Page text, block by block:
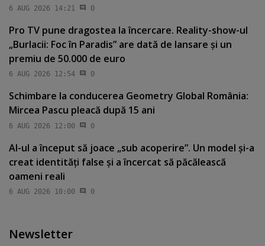
6 AUG 2026 14:21 0
Pro TV pune dragostea la încercare. Reality-show-ul
„Burlacii: Foc în Paradis” are dată de lansare şi un
premiu de 50.000 de euro
6 AUG 2026 12:54 0
Schimbare la conducerea Geometry Global România:
Mircea Pascu pleacă după 15 ani
6 AUG 2026 12:00 0
AI-ul a început să joace „sub acoperire”. Un model şi-a
creat identităţi false şi a încercat să păcălească
oameni reali
6 AUG 2026 10:00 0
Newsletter